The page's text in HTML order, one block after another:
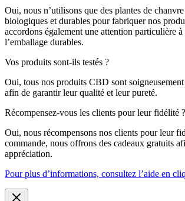
Oui, nous n’utilisons que des plantes de
biologiques et durables pour fabriquer nos
accordons également une attention particulière
l’emballage durables.
Vos produits sont-ils testés ?
Oui, tous nos produits CBD sont
afin de garantir leur qualité et leur pureté.
Récompensez-vous les clients pour leur fidélité ?
Oui, nous récompensons nos clients pour leur
commande, nous offrons des cadeaux gratuits
appréciation.
Pour plus d’informations, consultez l’aide en